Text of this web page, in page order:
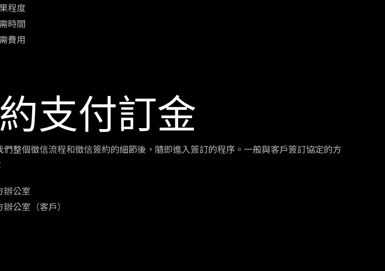
程度
時間
費用
支付訂金
們整個徵信流程和徵信簽約的細節後，隨即進入簽訂的程序。一般與客戶簽訂協定的方
辦公室
公室（客戶）